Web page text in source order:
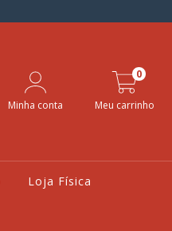
Minha conta Meu carrinho
0
Loja Física